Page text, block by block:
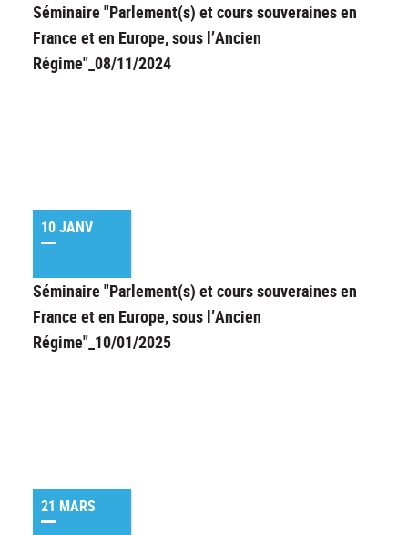
Séminaire "Parlement(s) et cours souveraines en
France et en Europe, sous l’Ancien
Régime"_08/11/2024
10 JANV
Séminaire "Parlement(s) et cours souveraines en
France et en Europe, sous l’Ancien
Régime"_10/01/2025
21 MARS